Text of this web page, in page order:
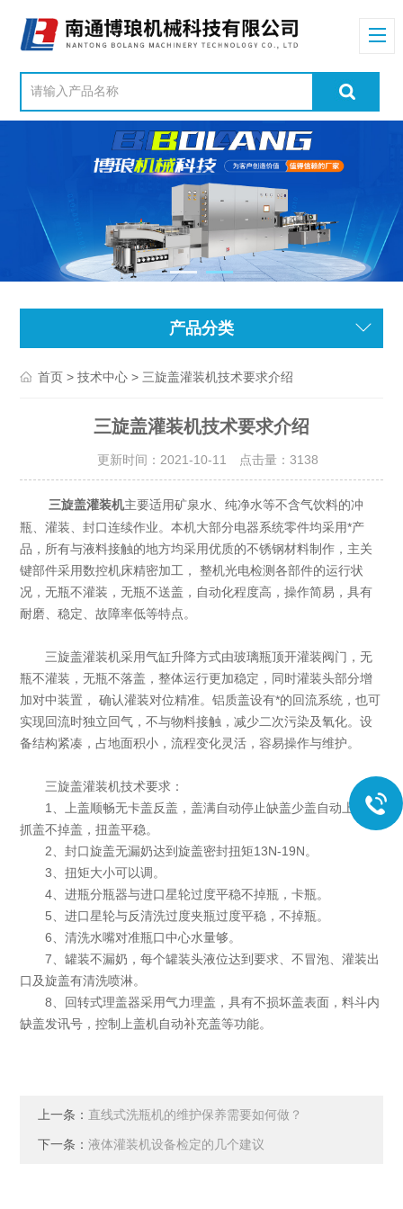
产品分类
首页 >技术中心 > 三旋盖灌装机技术要求介绍
三旋盖灌装机技术要求介绍
更新时间：2021-10-11 点击量： 3138
三旋盖灌装机主要适用矿泉水、纯净水等不含气饮料的冲
瓶、灌装、封口连续作业。本机大部分电器系统零件均采用*产
品，所有与液料接触的地方均采用优质的不锈钢材料制作，主关
键部件采用数控机床精密加工， 整机光电检测各部件的运行状
况，无瓶不灌装，无瓶不送盖，自动化程度高，操作简易，具有
耐磨、稳定、故障率低等特点。
三旋盖灌装机采用气缸升降方式由玻璃瓶顶开灌装阀门，无
瓶不灌装，无瓶不落盖，整体运行更加稳定，同时灌装头部分增
加对中装置， 确认灌装对位精准。铝质盖设有*的回流系统，也可
实现回流时独立回气，不与物料接触，减少二次污染及氧化。设
备结构紧凑，占地面积小，流程变化灵活，容易操作与维护。
三旋盖灌装机技术要求：
1、上盖顺畅无卡盖反盖，盖满自动停止缺盖少盖自动上盖，
抓盖不掉盖，扭盖平稳。
2、封口旋盖无漏奶达到旋盖密封扭矩13N-19N。
3、扭矩大小可以调。
4、进瓶分瓶器与进口星轮过度平稳不掉瓶，卡瓶。
5、进口星轮与反清洗过度夹瓶过度平稳，不掉瓶。
6、清洗水嘴对准瓶口中心水量够。
7、罐装不漏奶，每个罐装头液位达到要求、不冒泡、灌装出
口及旋盖有清洗喷淋。
8、回转式理盖器采用气力理盖，具有不损坏盖表面，料斗内
缺盖发讯号，控制上盖机自动补充盖等功能。
上一条： 直线式洗瓶机的维护保养需要如何做？
下一条：液体灌装机设备检定的几个建议